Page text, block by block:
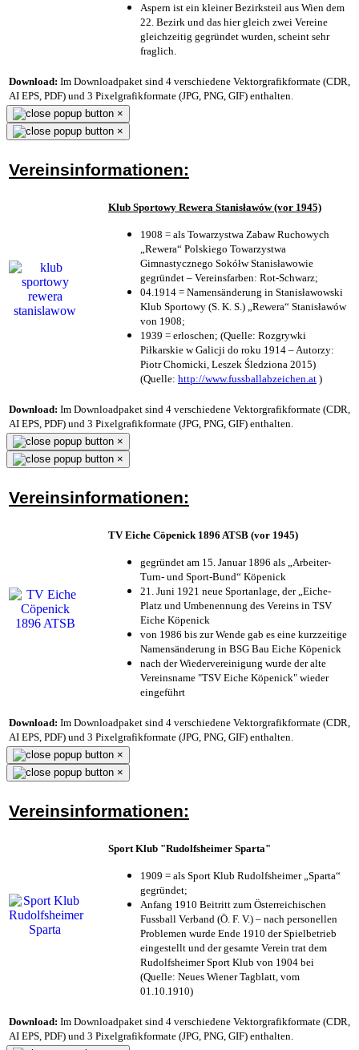
Aspern ist ein kleiner Bezirksteil aus Wien dem
22. Bezirk und das hier gleich zwei Vereine
gleichzeitig gegründet wurden, scheint sehr
fraglich.
Download: Im Downloadpaket sind 4 verschiedene Vektorgrafikformate (CDR,
AI EPS, PDF) und 3 Pixelgrafikformate (JPG, PNG, GIF) enthalten.
×
×
Vereinsinformationen:
Klub Sportowy Rewera Stanisławów (vor 1945)
1908 = als Towarzystwa Zabaw Ruchowych
„Rewera“ Polskiego Towarzystwa
Gimnastycznego Sokółw Stanisławowie
gegründet – Vereinsfarben: Rot-Schwarz;
04.1914 = Namensänderung in Stanisławowski
Klub Sportowy (S. K. S.) „Rewera“ Stanisławów
von 1908;
1939 = erloschen; (Quelle: Rozgrywki
Piłkarskie w Galicji do roku 1914 – Autorzy:
Piotr Chomicki, Leszek Śledziona 2015)
(Quelle: http://www.fussballabzeichen.at )
Download: Im Downloadpaket sind 4 verschiedene Vektorgrafikformate (CDR,
AI EPS, PDF) und 3 Pixelgrafikformate (JPG, PNG, GIF) enthalten.
×
×
Vereinsinformationen:
TV Eiche Cöpenick 1896 ATSB (vor 1945)
gegründet am 15. Januar 1896 als „Arbeiter-
Turn- und Sport-Bund“ Köpenick
21. Juni 1921 neue Sportanlage, der „Eiche-
Platz und Umbenennung des Vereins in TSV
Eiche Köpenick
von 1986 bis zur Wende gab es eine kurzzeitige
Namensänderung in BSG Bau Eiche Köpenick
nach der Wiedervereinigung wurde der alte
Vereinsname "TSV Eiche Köpenick" wieder
eingeführt
Download: Im Downloadpaket sind 4 verschiedene Vektorgrafikformate (CDR,
AI EPS, PDF) und 3 Pixelgrafikformate (JPG, PNG, GIF) enthalten.
×
×
Vereinsinformationen:
Sport Klub "Rudolfsheimer Sparta"
1909 = als Sport Klub Rudolfsheimer „Sparta“
gegründet;
Anfang 1910 Beitritt zum Österreichischen
Fussball Verband (Ö. F. V.) – nach personellen
Problemen wurde Ende 1910 der Spielbetrieb
eingestellt und der gesamte Verein trat dem
Rudolfsheimer Sport Klub von 1904 bei
(Quelle: Neues Wiener Tagblatt, vom
01.10.1910)
Download: Im Downloadpaket sind 4 verschiedene Vektorgrafikformate (CDR,
AI EPS, PDF) und 3 Pixelgrafikformate (JPG, PNG, GIF) enthalten.